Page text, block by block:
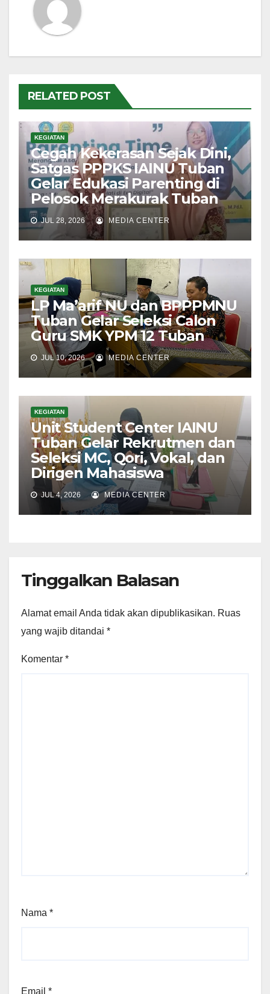
RELATED POST
KEGIATAN
Cegah Kekerasan Sejak Dini,
Satgas PPPKS IAINU Tuban
Gelar Edukasi Parenting di
Pelosok Merakurak Tuban
JUL 28, 2026 MEDIA CENTER
KEGIATAN
LP Ma’arif NU dan BPPPMNU
Tuban Gelar Seleksi Calon
Guru SMK YPM 12 Tuban
JUL 10, 2026 MEDIA CENTER
KEGIATAN
Unit Student Center IAINU
Tuban Gelar Rekrutmen dan
Seleksi MC, Qori, Vokal, dan
Dirigen Mahasiswa
JUL 4, 2026 MEDIA CENTER
Tinggalkan Balasan
Alamat email Anda tidak akan dipublikasikan. Ruas
yang wajib ditandai *
Komentar *
Nama *
Email *